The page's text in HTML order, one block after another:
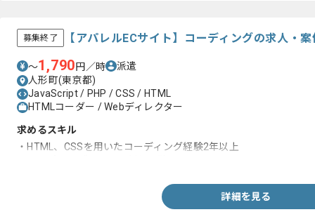
募集終了 【アパレルECサイト】コーディングの求人・案
〜1,790円／時
派遣
人形町(東京都)
JavaScript / PHP / CSS / HTML
HTMLコーダー / Webディレクター
求めるスキル
・HTML、CSSを用いたコーディング経験2年以上
詳細を見る